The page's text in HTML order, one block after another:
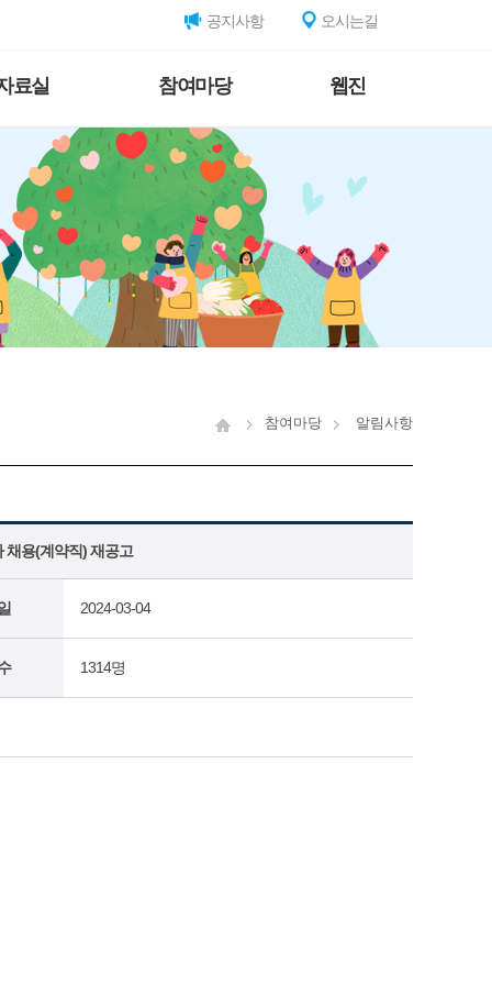
공지사항 오시는길
료실 참여마당 웹진
참여마당 알림사항
채용(계약직) 재공고
2024-03-04
1314명